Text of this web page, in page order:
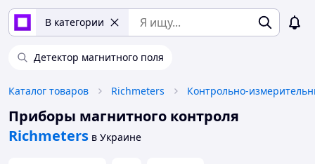
В категории
Детектор магнитного поля
Каталог товаров Richmeters
Приборы магнитного контроля
Richmeters в Украине